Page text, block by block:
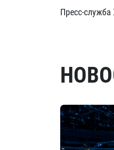
Пресс-